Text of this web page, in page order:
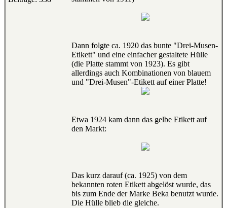
Dann folgte ca. 1920 das bunte "Drei-Musen-
Etikett" und eine einfacher gestaltete Hülle
(die Platte stammt von 1923). Es gibt
allerdings auch Kombinationen von blauem
und "Drei-Musen"-Etikett auf einer Platte!
Etwa 1924 kam dann das gelbe Etikett auf
den Markt:
Das kurz darauf (ca. 1925) von dem
bekannten roten Etikett abgelöst wurde, das
bis zum Ende der Marke Beka benutzt wurde.
Die Hülle blieb die gleiche.